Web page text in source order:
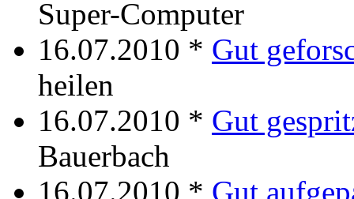
Super-Computer
16.07.2010 * Gut
heilen
16.07.2010 * Gut
Bauerbach
16.07.2010 * Gut